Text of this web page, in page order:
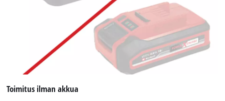
Toimitus ilman akkua